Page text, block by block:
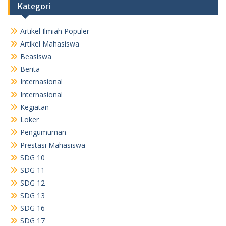
Kategori
Artikel Ilmiah Populer
Artikel Mahasiswa
Beasiswa
Berita
Internasional
Internasional
Kegiatan
Loker
Pengumuman
Prestasi Mahasiswa
SDG 10
SDG 11
SDG 12
SDG 13
SDG 16
SDG 17